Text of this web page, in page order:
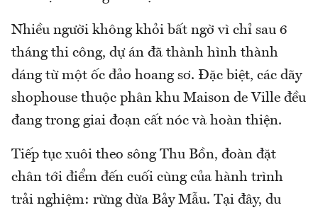
Nhiều người không khỏi bất ngờ vì chỉ sau 6
tháng thi công, dự án đã thành hình thành
dáng từ một ốc đảo hoang sơ. Đặc biệt, các dãy
shophouse thuộc phân khu Maison de Ville đều
đang trong giai đoạn cất nóc và hoàn thiện.
Tiếp tục xuôi theo sông Thu Bồn, đoàn đặt
chân tới điểm đến cuối cùng của hành trình
trải nghiệm: rừng dừa Bảy Mẫu. Tại đây, du